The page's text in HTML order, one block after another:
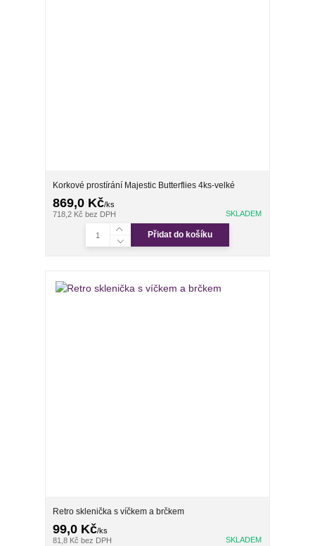
Korkové prostírání Majestic Butterflies 4ks-velké
869,0 Kč/ks
718,2 Kč bez DPH SKLADEM
Přidat do košíku
Retro sklenička s víčkem a brčkem
99,0 Kč/ks
81,8 Kč bez DPH SKLADEM